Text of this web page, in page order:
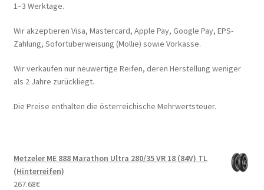
1–3 Werktage.
Wir akzeptieren Visa, Mastercard, Apple Pay, Google Pay, EPS-
Zahlung, Sofortüberweisung (Mollie) sowie Vorkasse.
Wir verkaufen nur neuwertige Reifen, deren Herstellung weniger
als 2 Jahre zurückliegt.
Die Preise enthalten die österreichische Mehrwertsteuer.
Metzeler ME 888 Marathon Ultra 280/35 VR 18 (84V) TL
(Hinterreifen)
267.68€